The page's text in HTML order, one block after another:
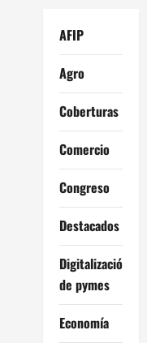
AFIP
Agro
Coberturas
Comercio
Congreso
Destacados
Digitalización
de pymes
Economía